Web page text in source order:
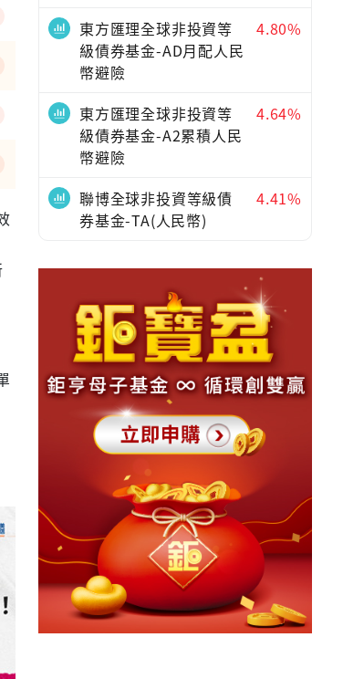
東方匯理全球非投資等
級債券基金-AD月配人民
幣避險
4.80%
東方匯理全球非投資等
級債券基金-A2累積人民
幣避險
4.64%
聯博全球非投資等級債
券基金-TA(人民幣)
4.41%